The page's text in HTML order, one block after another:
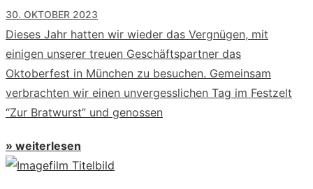
30. OKTOBER 2023
Dieses Jahr hatten wir wieder das Vergnügen, mit
einigen unserer treuen Geschäftspartner das
Oktoberfest in München zu besuchen. Gemeinsam
verbrachten wir einen unvergesslichen Tag im Festzelt
“Zur Bratwurst” und genossen
» weiterlesen